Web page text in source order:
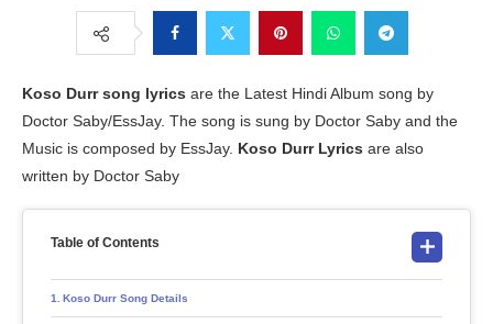
Koso Durr song lyrics are the Latest Hindi Album song by
Doctor Saby/EssJay. The song is sung by Doctor Saby and the
Music is composed by EssJay. Koso Durr Lyrics are also
written by Doctor Saby
Table of Contents
Koso Durr Song Details